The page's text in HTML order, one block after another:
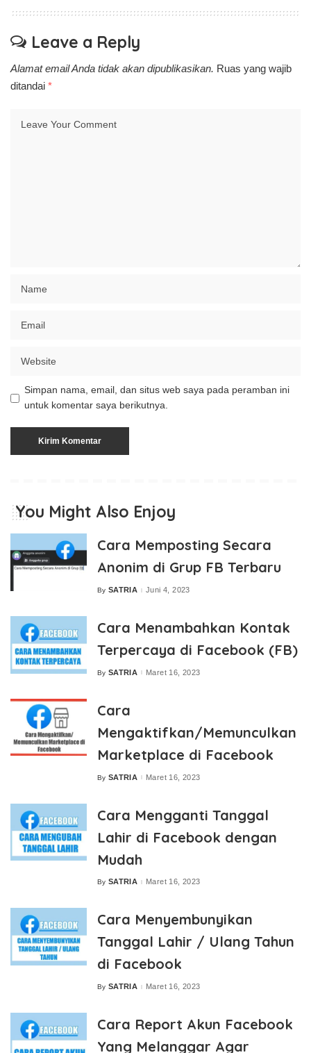
Leave a Reply
Alamat email Anda tidak akan dipublikasikan. Ruas yang wajib
ditandai *
Simpan nama, email, dan situs web saya pada peramban ini
untuk komentar saya berikutnya.
You Might Also Enjoy
Cara Memposting Secara
Anonim di Grup FB Terbaru
Posted
By SATRIA Juni 4, 2023
Cara Menambahkan Kontak
Terpercaya di Facebook (FB)
Posted
By SATRIA Maret 16, 2023
Cara
Mengaktifkan/Memunculkan
Marketplace di Facebook
Posted
By SATRIA Maret 16, 2023
Cara Mengganti Tanggal
Lahir di Facebook dengan
Mudah
Posted
By SATRIA Maret 16, 2023
Cara Menyembunyikan
Tanggal Lahir / Ulang Tahun
di Facebook
Posted
By SATRIA Maret 16, 2023
Cara Report Akun Facebook
Yang Melanggar Agar